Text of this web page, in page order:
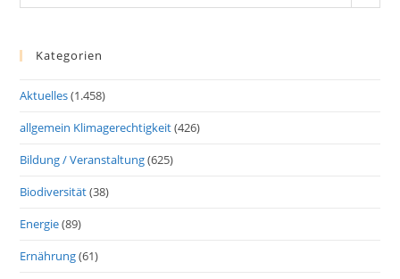
Kategorien
Aktuelles(1.458)
allgemein Klimagerechtigkeit(426)
Bildung / Veranstaltung(625)
Biodiversität(38)
Energie(89)
Ernährung(61)